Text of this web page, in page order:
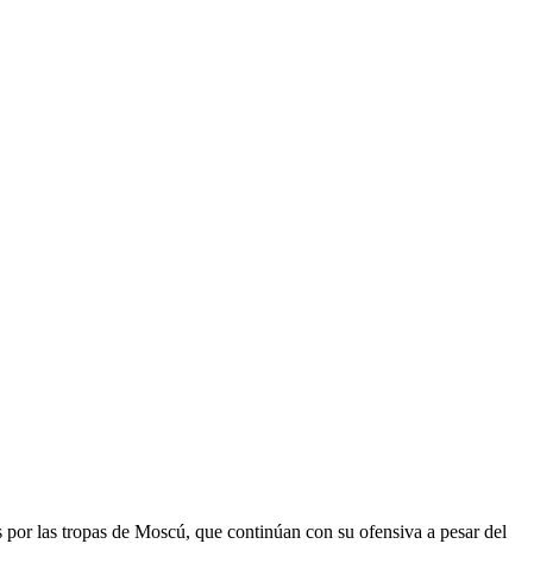
las tropas de Moscú, que continúan con su ofensiva a pesar del